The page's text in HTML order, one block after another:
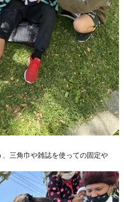
三角巾や雑誌を使っての固定や